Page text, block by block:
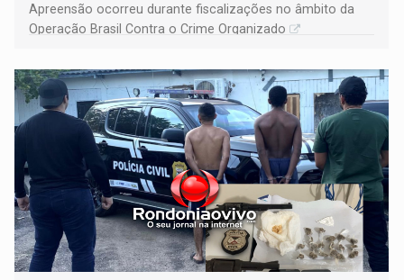
Apreensão ocorreu durante fiscalizações no âmbito da
Operação Brasil Contra o Crime Organizado